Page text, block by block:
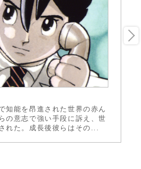
知能を昂進された世界の赤ん
の意志で強い手段に訴え、世
れた。成長後彼らはその...